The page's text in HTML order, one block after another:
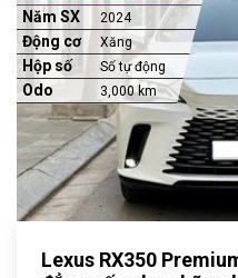
Năm SX 2024
Động cơ Xăng
Hộp số Số tự động
Odo 3,000 km
Lexus RX350